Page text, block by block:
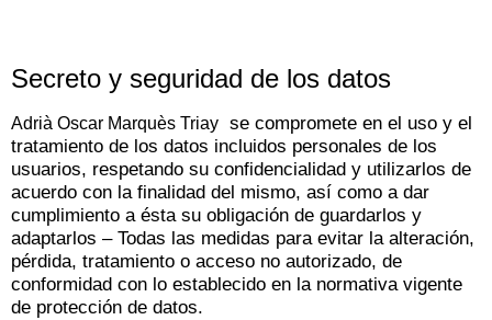
Secreto y seguridad de los datos
Adrià Oscar Marquès Triay se compromete en el uso y el
tratamiento de los datos incluidos personales de los
usuarios, respetando su confidencialidad y utilizarlos de
acuerdo con la finalidad del mismo, así como a dar
cumplimiento a ésta su obligación de guardarlos y
adaptarlos – Todas las medidas para evitar la alteración,
pérdida, tratamiento o acceso no autorizado, de
conformidad con lo establecido en la normativa vigente
de protección de datos.